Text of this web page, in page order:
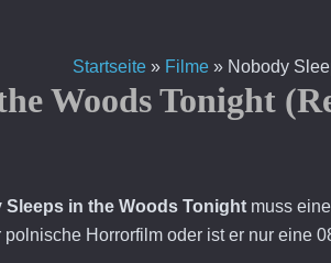
Startseite» Filme» Nobody
Woods Tonight
Sleeps in the Woods Tonight muss
Horrorfilm oder ist er nur eine